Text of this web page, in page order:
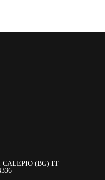
CALEPIO (BG) IT